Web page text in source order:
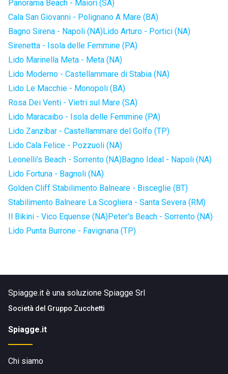
Panorama Beach - Maiori (SA)
Cala San Giovanni - Polignano A Mare (BA)
Bagno Sirena - Napoli (NA)Lido Arturo - Portici (NA)
Sirenetta - Isola delle Femmine (PA)
Lido Marinella Meta - Meta (NA)
Lido Moderno - Castellammare di Stabia (NA)
Lido Le Macchie - Monopoli (BA)
Rosa Dei Venti - Vietri sul Mare (SA)
Lido Maracaibo - Isola delle Femmine (PA)
Lido Zanzibar - Castellammare del Golfo (TP)
Lido Cala Felice - Pozzuoli (NA)
Leonelli's Beach - Sorrento (NA)Bagno Ideal - Napoli (NA)
Lido Fortuna - Bagnoli (NA)
Golden Cliff Stabilimento Balneare - Bisceglie (BT)
Stabilimento Balneare La Scogliera - Santa Severa (RM)
Il Bikini - Vico Equense (NA)Peter's Beach - Sorrento (NA)
Lido Punta Burrone - Favignana (TP)
Spiagge.it è una soluzione Spiagge Srl
Società del Gruppo Zucchetti
Spiagge.it
Chi siamo